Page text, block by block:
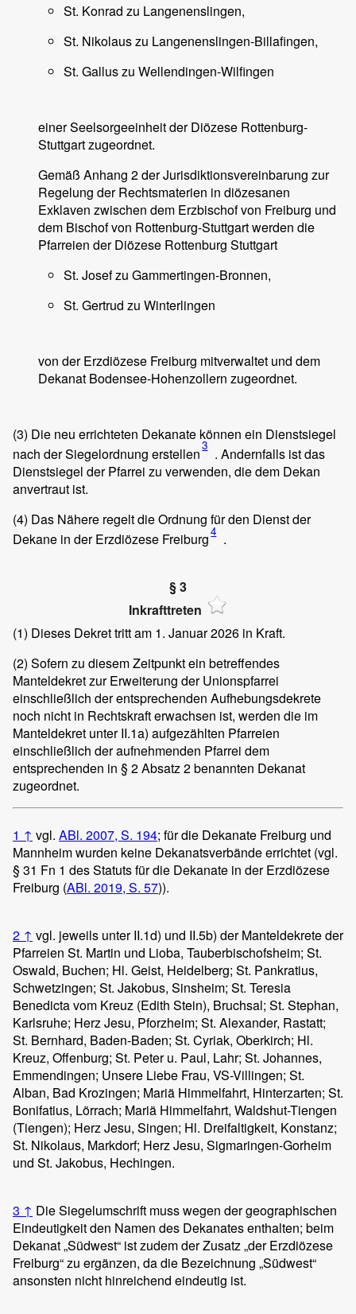
St. Konrad zu Langenenslingen,
St. Nikolaus zu Langenenslingen-Billafingen,
St. Gallus zu Wellendingen-Wilfingen
einer Seelsorgeeinheit der Diözese Rottenburg-
Stuttgart zugeordnet.
Gemäß Anhang 2 der Jurisdiktionsvereinbarung zur
Regelung der Rechtsmaterien in diözesanen
Exklaven zwischen dem Erzbischof von Freiburg und
dem Bischof von Rottenburg-Stuttgart werden die
Pfarreien der Diözese Rottenburg Stuttgart
St. Josef zu Gammertingen-Bronnen,
St. Gertrud zu Winterlingen
von der Erzdiözese Freiburg mitverwaltet und dem
Dekanat Bodensee-Hohenzollern zugeordnet.
(3) Die neu errichteten Dekanate können ein Dienstsiegel
nach der Siegelordnung erstellen3 . Andernfalls ist das
Dienstsiegel der Pfarrei zu verwenden, die dem Dekan
anvertraut ist.
(4) Das Nähere regelt die Ordnung für den Dienst der
Dekane in der Erzdiözese Freiburg4 .
§ 3
Inkrafttreten
(1) Dieses Dekret tritt am 1. Januar 2026 in Kraft.
(2) Sofern zu diesem Zeitpunkt ein betreffendes
Manteldekret zur Erweiterung der Unionspfarrei
einschließlich der entsprechenden Aufhebungsdekrete
noch nicht in Rechtskraft erwachsen ist, werden die im
Manteldekret unter II.1a) aufgezählten Pfarreien
einschließlich der aufnehmenden Pfarrei dem
entsprechenden in § 2 Absatz 2 benannten Dekanat
zugeordnet.
1 ↑ vgl. ABl. 2007, S. 194; für die Dekanate Freiburg und
Mannheim wurden keine Dekanatsverbände errichtet (vgl.
§ 31 Fn 1 des Statuts für die Dekanate in der Erzdiözese
Freiburg (ABl. 2019, S. 57)).
2 ↑ vgl. jeweils unter II.1d) und II.5b) der Manteldekrete der
Pfarreien St. Martin und Lioba, Tauberbischofsheim; St.
Oswald, Buchen; Hl. Geist, Heidelberg; St. Pankratius,
Schwetzingen; St. Jakobus, Sinsheim; St. Teresia
Benedicta vom Kreuz (Edith Stein), Bruchsal; St. Stephan,
Karlsruhe; Herz Jesu, Pforzheim; St. Alexander, Rastatt;
St. Bernhard, Baden-Baden; St. Cyriak, Oberkirch; Hl.
Kreuz, Offenburg; St. Peter u. Paul, Lahr; St. Johannes,
Emmendingen; Unsere Liebe Frau, VS-Villingen; St.
Alban, Bad Krozingen; Mariä Himmelfahrt, Hinterzarten; St.
Bonifatius, Lörrach; Mariä Himmelfahrt, Waldshut-Tiengen
(Tiengen); Herz Jesu, Singen; Hl. Dreifaltigkeit, Konstanz;
St. Nikolaus, Markdorf; Herz Jesu, Sigmaringen-Gorheim
und St. Jakobus, Hechingen.
3 ↑ Die Siegelumschrift muss wegen der geographischen
Eindeutigkeit den Namen des Dekanates enthalten; beim
Dekanat „Südwest“ ist zudem der Zusatz „der Erzdiözese
Freiburg“ zu ergänzen, da die Bezeichnung „Südwest“
ansonsten nicht hinreichend eindeutig ist.